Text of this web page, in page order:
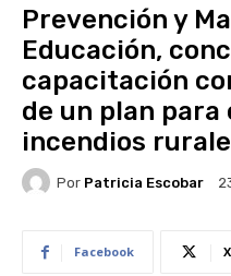
Prevención y
Educación,
capacitación
de un plan
incendios
Por Patricia Escobar
Facebook X